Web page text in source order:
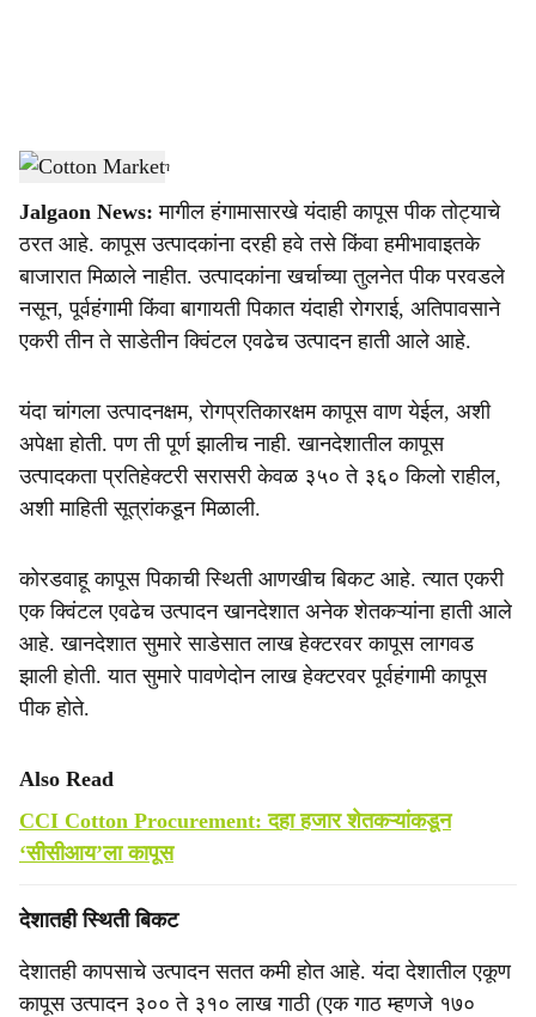
a
r
e
Cotton Market -Agrowon
Jalgaon News: मागील हंगामासारखे यंदाही कापूस पीक तोट्याचे
ठरत आहे. कापूस उत्पादकांना दरही हवे तसे किंवा हमीभावाइतके
बाजारात मिळाले नाहीत. उत्पादकांना खर्चाच्या तुलनेत पीक परवडले
नसून, पूर्वहंगामी किंवा बागायती पिकात यंदाही रोगराई, अतिपावसाने
एकरी तीन ते साडेतीन क्विंटल एवढेच उत्पादन हाती आले आहे.
यंदा चांगला उत्पादनक्षम, रोगप्रतिकारक्षम कापूस वाण येईल, अशी
अपेक्षा होती. पण ती पूर्ण झालीच नाही. खानदेशातील कापूस
उत्पादकता प्रतिहेक्टरी सरासरी केवळ ३५० ते ३६० किलो राहील,
अशी माहिती सूत्रांकडून मिळाली.
कोरडवाहू कापूस पिकाची स्थिती आणखीच बिकट आहे. त्यात एकरी
एक क्विंटल एवढेच उत्पादन खानदेशात अनेक शेतकऱ्यांना हाती आले
आहे. खानदेशात सुमारे साडेसात लाख हेक्टरवर कापूस लागवड
झाली होती. यात सुमारे पावणेदोन लाख हेक्टरवर पूर्वहंगामी कापूस
पीक होते.
Also Read
CCI Cotton Procurement: दहा हजार शेतकऱ्यांकडून
‘सीसीआय’ला कापूस
देशातही स्थिती बिकट
देशातही कापसाचे उत्पादन सतत कमी होत आहे. यंदा देशातील एकूण
कापूस उत्पादन ३०० ते ३१० लाख गाठी (एक गाठ म्हणजे १७०